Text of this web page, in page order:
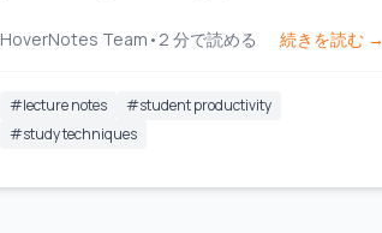
HoverNotes Team • 2 分で読める 続きを読む →
#lecture notes #student productivity
#study techniques